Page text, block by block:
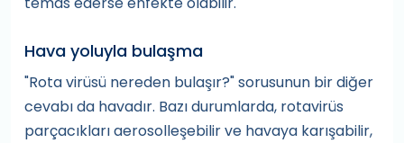
Hava yoluyla bulaşma
"Rota virüsü nereden bulaşır?" sorusunun bir diğer
cevabı da havadır. Bazı durumlarda, rotavirüs
parçacıkları aerosolleşebilir ve havaya karışabilir,